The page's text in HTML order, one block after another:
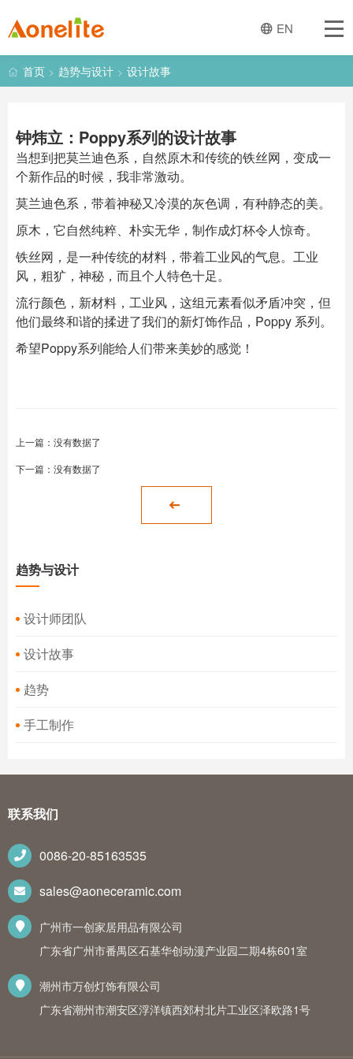
灯饰产品
趋势与设计
新闻
产品图册
联系我们
EN
首页 > 趋势与设计 > 设计故事
钟炜立：Poppy系列的设计故事
当想到把莫兰迪色系，自然原木和传统的铁丝网，变成一
个新作品的时候，我非常激动。
莫兰迪色系，带着神秘又冷漠的灰色调，有种静态的美。
原木，它自然纯粹、朴实无华，制作成灯杯令人惊奇。
铁丝网，是一种传统的材料，带着工业风的气息。工业
风，粗犷，神秘，而且个人特色十足。
流行颜色，新材料，工业风，这组元素看似矛盾冲突，但
他们最终和谐的揉进了我们的新灯饰作品，Poppy 系列。
希望Poppy系列能给人们带来美妙的感觉！
上一篇：没有数据了
下一篇：没有数据了
趋势与设计
设计师团队
设计故事
趋势
手工制作
联系我们
0086-20-85163535
sales@aoneceramic.com
广州市一创家居用品有限公司
广东省广州市番禺区石基华创动漫产业园二期4栋601室
潮州市万创灯饰有限公司
广东省潮州市潮安区浮洋镇西郊村北片工业区泽欧路1号